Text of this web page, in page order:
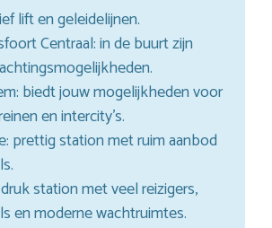
lift en geleidelijnen.
Centraal: in de buurt zijn
biedt jouw mogelijkheden voor
en intercity’s.
prettig station met ruim aanbod
station met veel reizigers,
en moderne wachtruimtes.